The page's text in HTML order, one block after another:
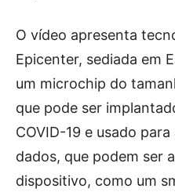
O vídeo apresenta
Epicenter, sediada em
um microchip do
que pode ser
COVID-19 e usado
dados, que podem ser
dispositivo, como um